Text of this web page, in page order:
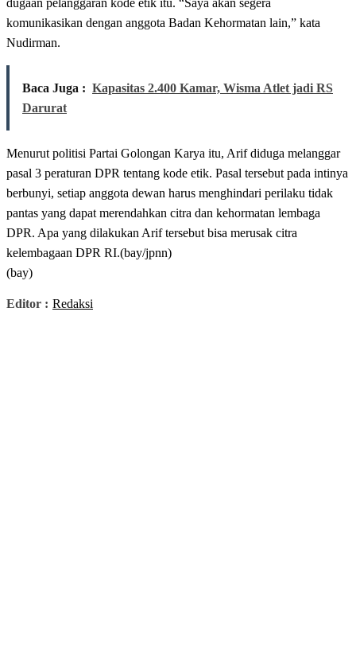
dugaan pelanggaran kode etik itu. “Saya akan segera
komunikasikan dengan anggota Badan Kehormatan lain,” kata
Nudirman.
Baca Juga : Kapasitas 2.400 Kamar, Wisma Atlet jadi RS
Darurat
Menurut politisi Partai Golongan Karya itu, Arif diduga melanggar
pasal 3 peraturan DPR tentang kode etik. Pasal tersebut pada intinya
berbunyi, setiap anggota dewan harus menghindari perilaku tidak
pantas yang dapat merendahkan citra dan kehormatan lembaga
DPR. Apa yang dilakukan Arif tersebut bisa merusak citra
kelembagaan DPR RI.(bay/jpnn)
(bay)
Editor : Redaksi